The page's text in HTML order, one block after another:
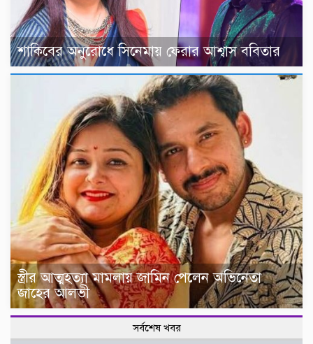
শাকিবের অনুরোধে সিনেমায় ফেরার আশ্বাস ববিতার
স্ত্রীর আত্মহত্যা মামলায় জামিন পেলেন অভিনেতা
জাহের আলভী
সর্বশেষ খবর